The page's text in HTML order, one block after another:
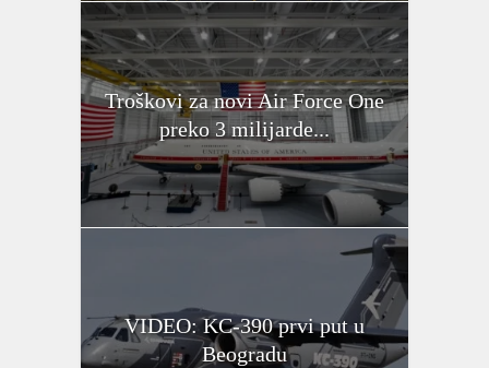
Troškovi za novi Air Force One
preko 3 milijarde...
VIDEO: KC-390 prvi put u
Beogradu